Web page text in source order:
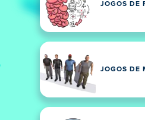
JOGOS DE
JOGOS DE